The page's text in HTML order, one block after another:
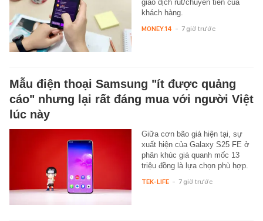
giao dịch rút/chuyển tiền của
khách hàng.
MONEY.14 - 7 giờ trước
Mẫu điện thoại Samsung "ít được quảng
cáo" nhưng lại rất đáng mua với người Việt
lúc này
Giữa cơn bão giá hiện tại, sự
xuất hiện của Galaxy S25 FE ở
phân khúc giá quanh mốc 13
triệu đồng là lựa chọn phù hợp.
TEK-LIFE - 7 giờ trước